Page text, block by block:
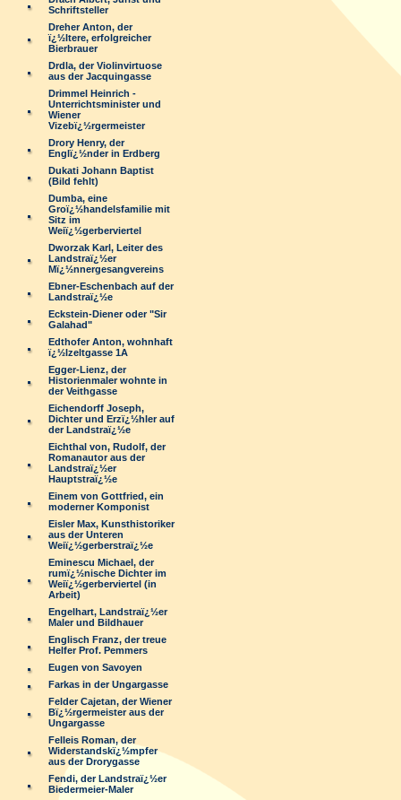
Schriftsteller
Dreher Anton, der
ï¿½ltere, erfolgreicher
Bierbrauer
Drdla, der Violinvirtuose
aus der Jacquingasse
Drimmel Heinrich -
Unterrichtsminister und
Wiener
Vizebï¿½rgermeister
Drory Henry, der
Englï¿½nder in Erdberg
Dukati Johann Baptist
(Bild fehlt)
Dumba, eine
Groï¿½handelsfamilie mit
Sitz im
Weiï¿½gerberviertel
Dworzak Karl, Leiter des
Landstraï¿½er
Mï¿½nnergesangvereins
Ebner-Eschenbach auf der
Landstraï¿½e
Eckstein-Diener oder "Sir
Galahad"
Edthofer Anton, wohnhaft
ï¿½lzeltgasse 1A
Egger-Lienz, der
Historienmaler wohnte in
der Veithgasse
Eichendorff Joseph,
Dichter und Erzï¿½hler auf
der Landstraï¿½e
Eichthal von, Rudolf, der
Romanautor aus der
Landstraï¿½er
Hauptstraï¿½e
Einem von Gottfried, ein
moderner Komponist
Eisler Max, Kunsthistoriker
aus der Unteren
Weiï¿½gerberstraï¿½e
Eminescu Michael, der
rumï¿½nische Dichter im
Weiï¿½gerberviertel (in
Arbeit)
Engelhart, Landstraï¿½er
Maler und Bildhauer
Englisch Franz, der treue
Helfer Prof. Pemmers
Eugen von Savoyen
Farkas in der Ungargasse
Felder Cajetan, der Wiener
Bï¿½rgermeister aus der
Ungargasse
Felleis Roman, der
Widerstandskï¿½mpfer
aus der Drorygasse
Fendi, der Landstraï¿½er
Biedermeier-Maler